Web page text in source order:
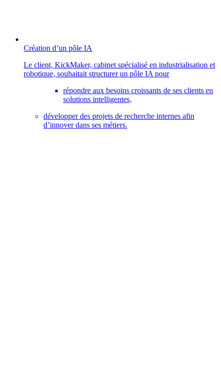
Création d’un pôle IA
Le client, KickMaker, cabinet spécialisé en industrialisation et
robotique, souhaitait structurer un pôle IA pour
répondre aux besoins croissants de ses clients en
solutions intelligentes,
développer des projets de recherche internes afin
d’innover dans ses métiers.